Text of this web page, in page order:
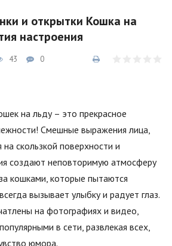
и открытки Кошка на
настроения
43 0
на льду – это прекрасное
Смешные выражения лица,
скользкой поверхности и
создают неповторимую атмосферу
кошками, которые пытаются
вызывает улыбку и радует глаз.
на фотографиях и видео,
в сети, развлекая всех,
юмора.